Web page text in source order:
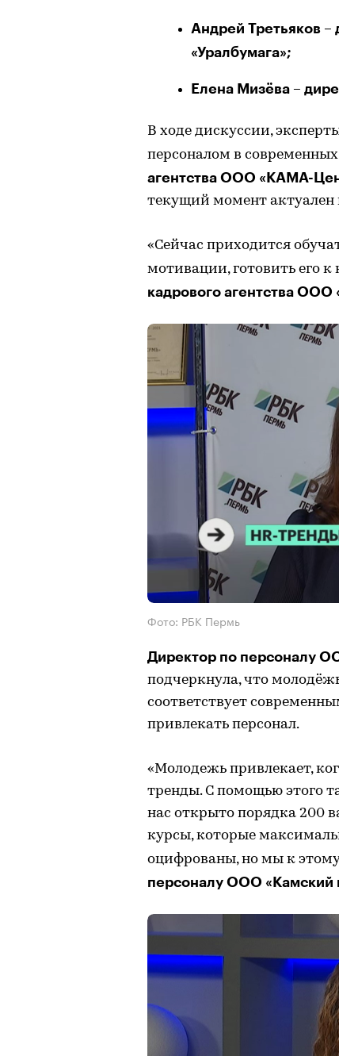
Андрей Третьяков
«Уралбумага»;
Елена Мизёва –
В ходе дискуссии,
персоналом в
агентства ООО «КАМА-
текущий момент актуален
«Сейчас приходится
мотивации, готовить его
кадрового агентства
Фото: РБК Пермь
Директор по персоналу
подчеркнула, что
соответствует
привлекать персонал.
«Молодежь привлекает,
тренды. С помощью этого
нас открыто порядка 200
курсы, которые
оцифрованы, но мы к
персоналу ООО «Камский